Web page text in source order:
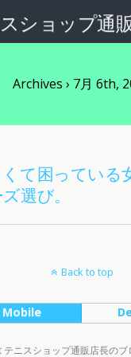
Archives › 7月 6th,
て困っている
選び。
Back to top
Mobile
ニスショップ通販店長のブ